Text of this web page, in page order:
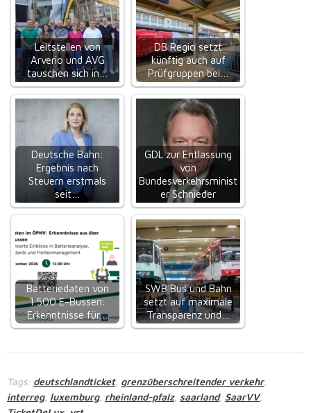
Leitstellen von
Arverio und AVG
tauschen sich in…
DB Regio setzt
künftig auch auf
Prüfgruppen bei…
Deutsche Bahn:
Ergebnis nach
Steuern erstmals
seit…
GDL zur Entlassung
von
Bundesverkehrsminist
er Schnieder
Batteriedaten von
1.500 E-Bussen:
Erkenntnisse für…
SWB Bus und Bahn
setzt auf maximale
Transparenz und…
Tags: deutschlandticket, grenzüberschreitender verkehr,
interreg, luxemburg, rheinland-pfalz, saarland, SaarVV,